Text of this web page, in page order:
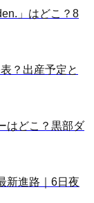
」はどこ？8
？出産予定と
はどこ？黒部ダ
新進路｜6日夜